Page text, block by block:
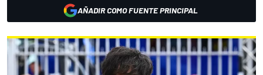
AÑADIR COMO FUENTE PRINCIPAL